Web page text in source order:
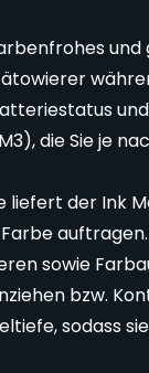
und
die Sie je
liefert der Ink
sowie
bzw.
sodass